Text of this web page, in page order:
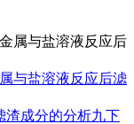
与盐溶液反应后滤
渣成分的分析九下